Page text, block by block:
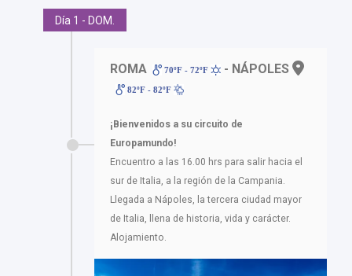
Día 1 - DOM.
ROMA 70ºF - 72ºF - NÁPOLES
82ºF - 82ºF
¡Bienvenidos a su circuito de
Europamundo!
Encuentro a las 16.00 hrs para salir hacia el
sur de Italia, a la región de la Campania.
Llegada a Nápoles, la tercera ciudad mayor
de Italia, llena de historia, vida y carácter.
Alojamiento.